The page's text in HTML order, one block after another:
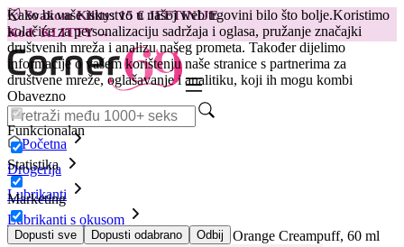
Kako bi vaše iskustvo u našoj web trgovini bilo što bolje.Koristimo
kolačiće za personalizaciju sadržaja i oglasa, pružanje značajki
društvenih mreža i analizu našeg prometa. Također dijelimo
informacije o vašem korištenju naše stranice s partnerima za
društvene mreže, oglašavanje i analitiku, koji ih mogu kombi
Obavezno
Funkcionalan
Statistika
Marketing
Dopusti sve Dopusti odabrano Odbij
😽Svakom Klitty: 15 € JEFTINIJE
Kod: KLITTY →
Početna
Drogerija
Lubrikanti
Lubrikanti s okusom
Lubrikant s okusom JO Bake Shoppe - Orange Creampuff, 60 ml